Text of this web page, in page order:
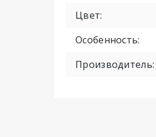
Цвет:
Особенность:
Производитель: